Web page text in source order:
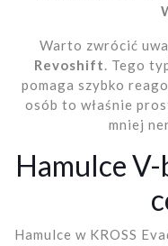
Warto zwrócić
Revoshift. Tego
pomaga szybko
osób to właśnie
mniej
Hamulce
Hamulce w KROSS